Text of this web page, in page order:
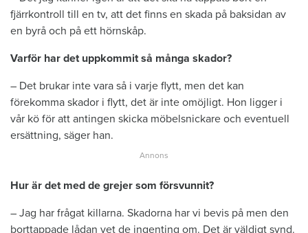
fjärrkontroll till en tv, att det finns en skada på baksidan av
en byrå och på ett hörnskåp.
Varför har det uppkommit så många skador?
– Det brukar inte vara så i varje flytt, men det kan
förekomma skador i flytt, det är inte omöjligt. Hon ligger i
vår kö för att antingen skicka möbelsnickare och eventuell
ersättning, säger han.
Hur är det med de grejer som försvunnit?
– Jag har frågat killarna. Skadorna har vi bevis på men den
borttappade lådan vet de ingenting om. Det är väldigt synd.